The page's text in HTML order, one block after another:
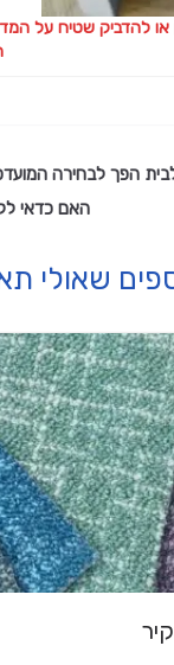
להדביק שטיח על
הפך לבחירה
האם כדאי
שאולי